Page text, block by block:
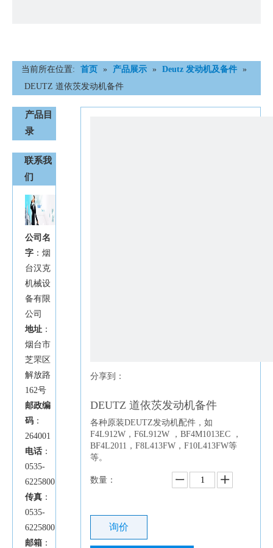
当前所在位置: 首页 » 产品展示 » Deutz 发动机及备件 »
DEUTZ 道依茨发动机备件
产品目
录
联系我
们
公司名
字 ：烟
台汉克
机械设
备有限
公司
地址 ：
烟台市
芝罘区
解放路
162号
邮政编
码 ：
264001
电话 ：
0535-
6225800
传真 ：
0535-
6225800
邮箱 ：
分享到：
DEUTZ 道依茨发动机备件
各种原装DEUTZ发动机配件，如
F4L912W，F6L912W ，BF4M1013EC ，
BF4L2011，F8L413FW，F10L413FW等
等。
数量：
询价